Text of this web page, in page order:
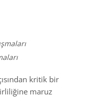
kritik bir
maruz